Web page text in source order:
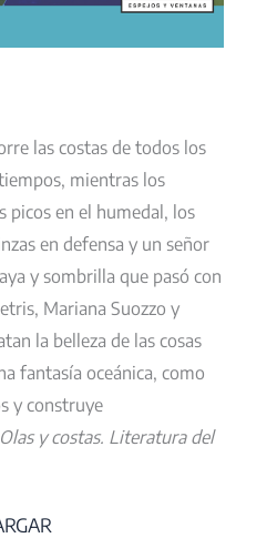
las costas de todos los
mientras los
picos en el humedal, los
en defensa y un señor
y sombrilla que pasó con
Mariana Suozzo y
la belleza de las cosas
fantasía oceánica, como
y construye
Olas y costas. Literatura del